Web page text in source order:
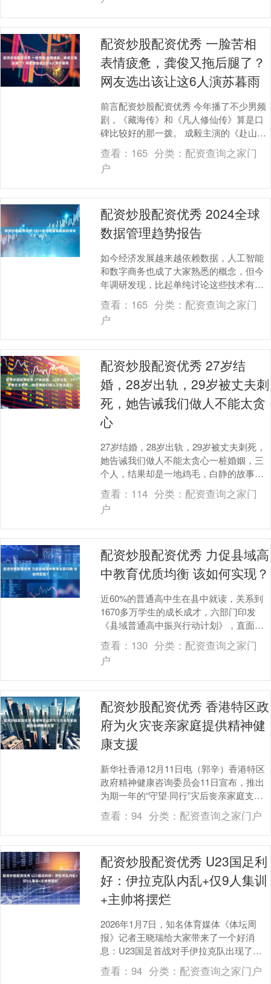
配资炒股配资优秀 一脸苦相
表情疲惫，龚俊又拖后腿了？
网友选出该让这6人演苏暮雨
前言配资炒股配资优秀 今年播了不少男频
剧，《藏海传》和《凡人修仙传》算是口
碑比较好的那一拨。 成毅主演的《赴山
海》也才播完没多久，就属于是热度高但
差评多的那一挂....
查看： 165 分类： 配资查询之家门
户
配资炒股配资优秀 2024全球
数据管理趋势报告
如今经济发展越来越依赖数据，人工智能
和数字商务也成了大家熟悉的概念，但今
年调研发现，比起单纯讨论这些技术有多
厉害配资炒股配资优秀，更多人关心的是
怎么管理好支撑这....
查看： 165 分类： 配资查询之家门
户
配资炒股配资优秀 27岁结
婚，28岁出轨，29岁被丈夫刺
死，她告诫我们做人不能太贪
心
27岁结婚，28岁出轨，29岁被丈夫刺死，
她告诫我们做人不能太贪心一桩婚姻，三
个人，结果却是一地鸡毛，白静的故事，
表面看是一场豪门悲剧，可真相比电视剧
还要复杂。....
查看： 114 分类： 配资查询之家门
户
配资炒股配资优秀 力促县域高
中教育优质均衡 该如何实现？
近60%的普通高中生在县中就读，关系到
1670多万学生的成长成才，六部门印发
《县域普通高中振兴行动计划》，直面县
中发展的核心问题，具体都有哪些举措？
新建一批县中....
查看： 130 分类： 配资查询之家门
户
配资炒股配资优秀 香港特区政
府为火灾丧亲家庭提供精神健
康支援
新华社香港12月11日电（郭辛）香港特区
政府精神健康咨询委员会11日宣布，推出
为期一年的“守望·同行”灾后丧亲家庭支援
计划，免费为火灾丧亲家庭提供精神健康
支援服....
查看：94 分类： 配资查询之家门户
配资炒股配资优秀 U23国足利
好：伊拉克队内乱+仅9人集训
+主帅将摆烂
2026年1月7日，知名体育媒体《体坛周
报》记者王晓瑞给大家带来了一个好消
息：U23国足首战对手伊拉克队出现了内
乱现象。据了解，伊拉克队主帅埃马德-默
罕默德宣布....
查看：94 分类： 配资查询之家门户